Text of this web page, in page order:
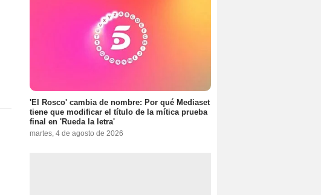
'El Rosco' cambia de nombre: Por qué Mediaset
tiene que modificar el título de la mítica prueba
final en 'Rueda la letra'
martes, 4 de agosto de 2026